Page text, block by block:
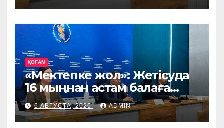
тұқымды жануарлар
жеткізіледі
ҚОҒАМ
«Мектепке жол»: Жетісуда
16 мыңнан астам балаға
көмек көрсетіледі
6 АВГУСТА, 2026 ADMIN